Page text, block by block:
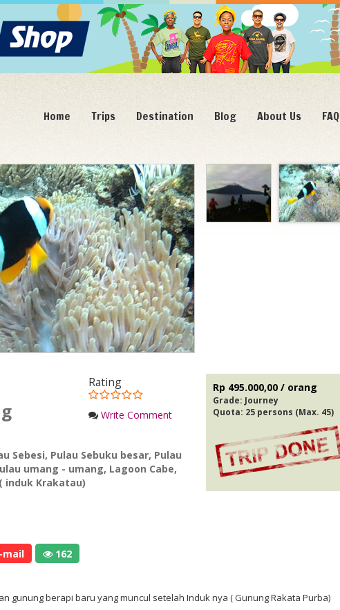
Home Trips Destination Blog About Us FAQ
Rating
Write Comment
Sebesi, Pulau Sebuku besar, Pulau
umang - umang, Lagoon Cabe,
induk Krakatau)
Rp 495.000,00 / orang
Grade: Journey
Quota: 25 persons (Max. 45)
mail 162
gunung berapi baru yang muncul setelah Induk nya ( Gunung Rakata Purba)